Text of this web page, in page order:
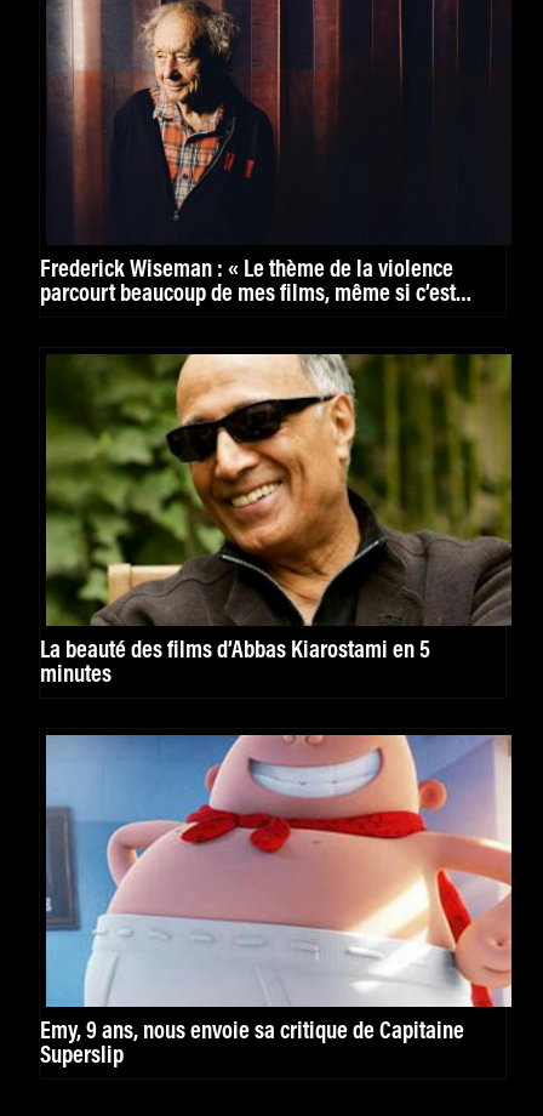
Frederick Wiseman : « Le thème de la violence
parcourt beaucoup de mes films, même si c’est
La beauté des films d’Abbas Kiarostami en 5
minutes
Emy, 9 ans, nous envoie sa critique de Capitaine
Superslip